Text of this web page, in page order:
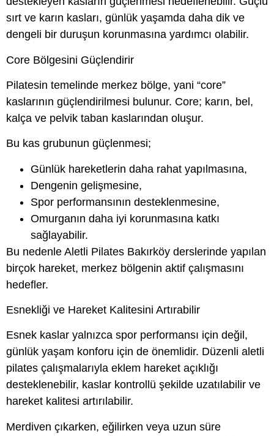
sırt ve karın kasları, günlük yaşamda daha dik ve
dengeli bir duruşun korunmasına yardımcı olabilir.
Core Bölgesini Güçlendirir
Pilatesin temelinde merkez bölge, yani “core”
kaslarının güçlendirilmesi bulunur. Core; karın, bel,
kalça ve pelvik taban kaslarından oluşur.
Bu kas grubunun güçlenmesi;
Günlük hareketlerin daha rahat yapılmasına,
Dengenin gelişmesine,
Spor performansının desteklenmesine,
Omurganın daha iyi korunmasına katkı
sağlayabilir.
Bu nedenle Aletli Pilates Bakırköy derslerinde yapılan
birçok hareket, merkez bölgenin aktif çalışmasını
hedefler.
Esnekliği ve Hareket Kalitesini Artırabilir
Esnek kaslar yalnızca spor performansı için değil,
günlük yaşam konforu için de önemlidir. Düzenli aletli
pilates çalışmalarıyla eklem hareket açıklığı
desteklenebilir, kaslar kontrollü şekilde uzatılabilir ve
hareket kalitesi artırılabilir.
Merdiven çıkarken, eğilirken veya uzun süre